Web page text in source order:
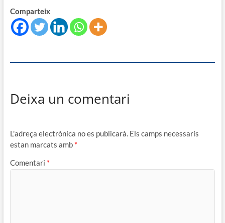
Comparteix
Deixa un comentari
L'adreça electrònica no es publicarà. Els camps necessaris
estan marcats amb *
Comentari *